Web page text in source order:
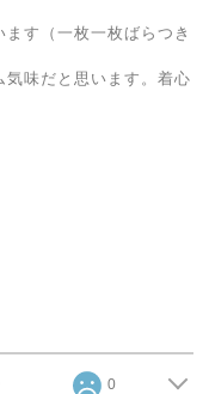
す（一枚一枚ばらつき
味だと思います。着心
0